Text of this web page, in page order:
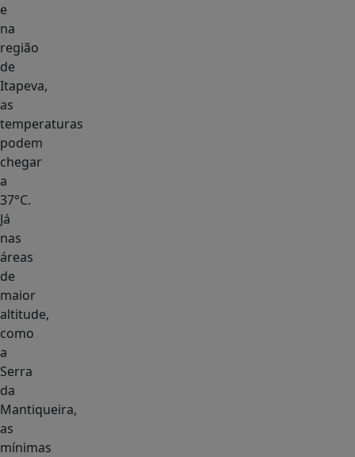
e
na
região
de
Itapeva,
as
temperaturas
podem
chegar
a
37°C.
Já
nas
áreas
de
maior
altitude,
como
a
Serra
da
Mantiqueira,
as
mínimas